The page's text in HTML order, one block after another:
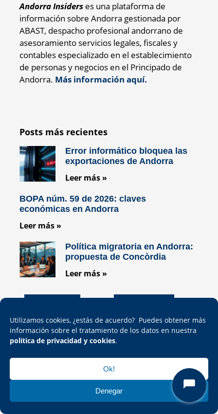
Utilizamos cookies, ¿estás de acuerdo? Puedes obtener más
información sobre el tratamiento de los datos en nuestra
política de privacidad y cookies.
Ok!
Denegar
Andorra Insiders es una plataforma de
información sobre Andorra gestionada por
ABAST, despacho profesional andorrano de
asesoramiento servicios legales, fiscales y
contables especializado en el establecimiento
de personas y negocios en el Principado de
Andorra. Más información aquí.
Posts más recientes
Error informático bloquea las
exportaciones de Andorra
Leer más »
BOPA núm. 59 de 2026: claves
económicas en Andorra
Leer más »
Política migratoria en Andorra:
propuesta de Concòrdia
Leer más »
Encuéntranos en las redes